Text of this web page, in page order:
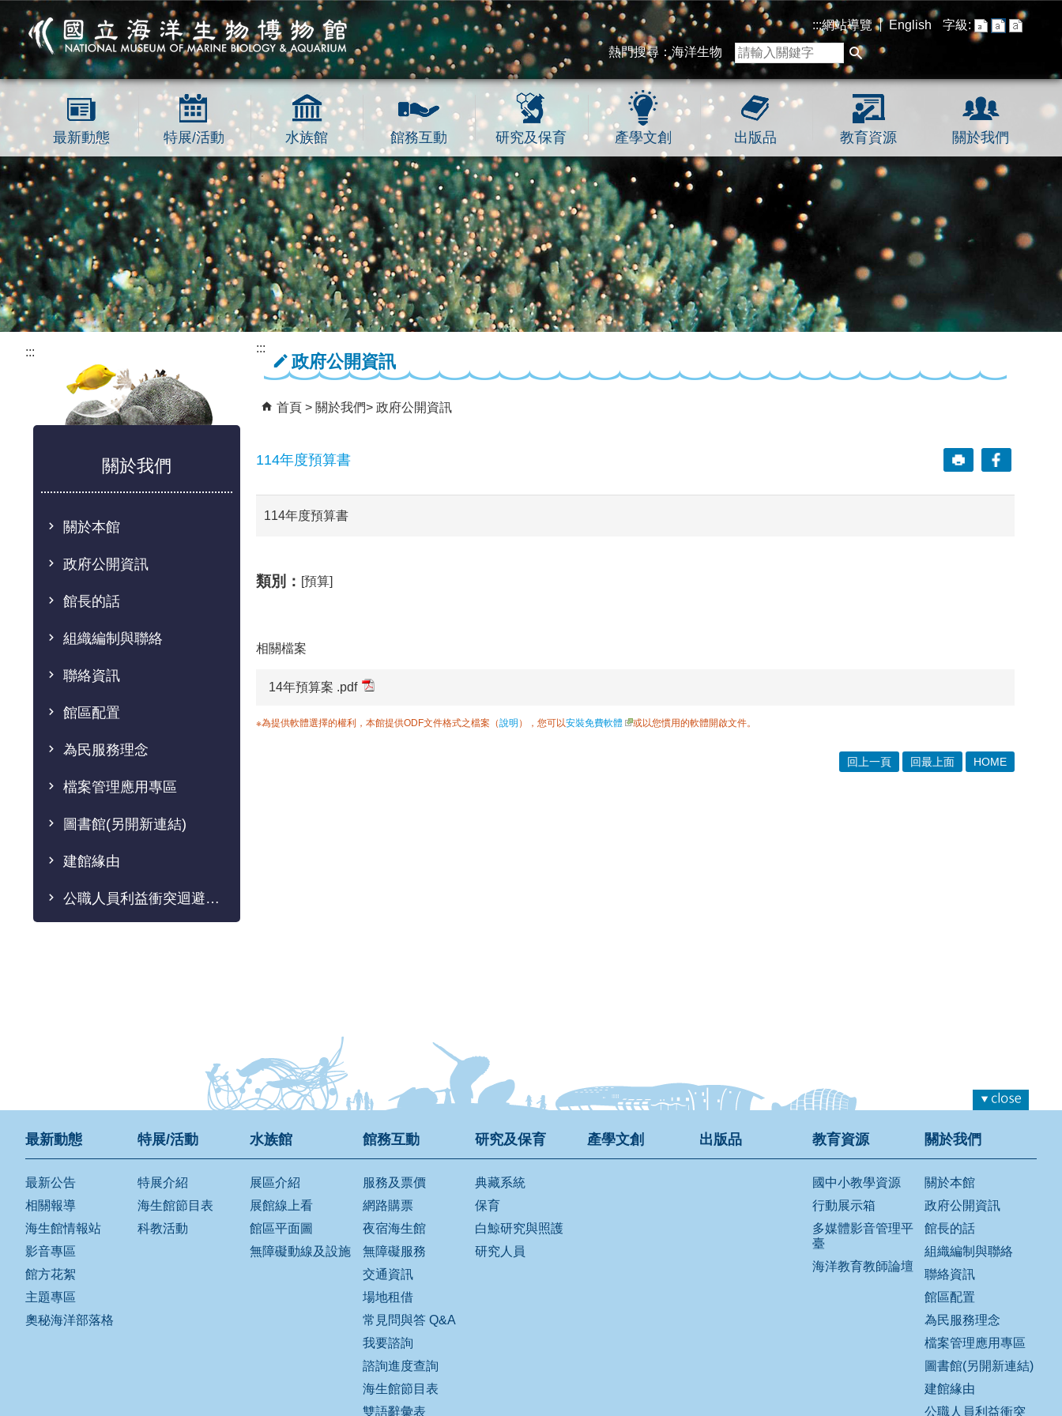
跳到主要內容區塊 :::網站導覽 English
字級:
熱門搜尋： 海洋生物
最新動態 特展/活動 水族館 館務互動 研究及保育 產學文創 出版品 教育資源 關於我們
:::
關於我們
關於本館
政府公開資訊
館長的話
組織編制與聯絡
聯絡資訊
館區配置
為民服務理念
檔案管理應用專區
圖書館(另開新連結)
建館緣由
公職人員利益衝突迴避法專區
:::
政府公開資訊
首頁 關於我們 政府公開資訊
114年度預算書
114年度預算書
類別： [預算]
相關檔案
14年預算案 .pdf
※為提供軟體選擇的權利，本館提供ODF文件格式之檔案（說明 ），您可以安裝免費軟體 或以您慣用的軟體開啟文件。
回上一頁 回最上面 HOME
最新動態
最新公告
相關報導
海生館情報站
影音專區
館方花絮
主題專區
奧秘海洋部落格
特展/活動
特展介紹
海生館節目表
科教活動
水族館
展區介紹
展館線上看
館區平面圖
無障礙動線及設施
館務互動
服務及票價
網路購票
夜宿海生館
無障礙服務
交通資訊
場地租借
常見問與答 Q&A
我要諮詢
諮詢進度查詢
海生館節目表
雙語辭彙表
研究及保育
典藏系統
保育
白鯨研究與照護
研究人員
產學文創 出版品 教育資源
國中小教學資源
行動展示箱
多媒體影音管理平
臺
海洋教育教師論壇
關於我們
關於本館
政府公開資訊
館長的話
組織編制與聯絡
聯絡資訊
館區配置
為民服務理念
檔案管理應用專區
圖書館(另開新連結)
建館緣由
公職人員利益衝突